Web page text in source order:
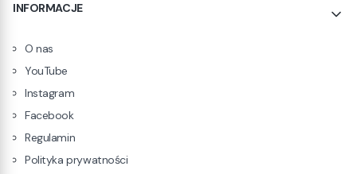
INFORMACJE
O nas
YouTube
Instagram
Facebook
Regulamin
Polityka prywatności